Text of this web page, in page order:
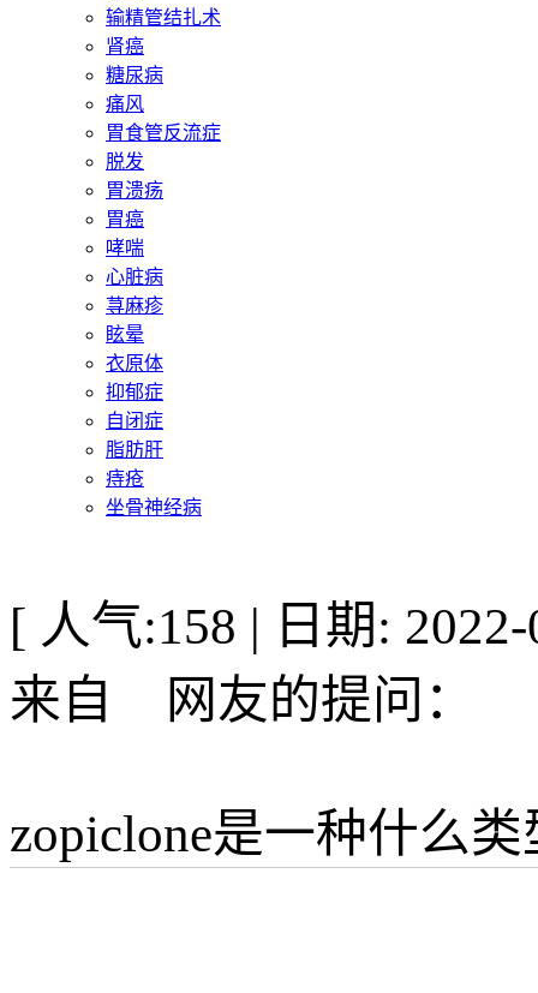
输精管结扎术
肾癌
糖尿病
痛风
胃食管反流症
脱发
胃溃疡
胃癌
哮喘
心脏病
荨麻疹
眩晕
衣原体
抑郁症
自闭症
脂肪肝
痔疮
坐骨神经病
[ 人气:158 | 日期:
来自
网友的提问：
zopiclone是一种什么